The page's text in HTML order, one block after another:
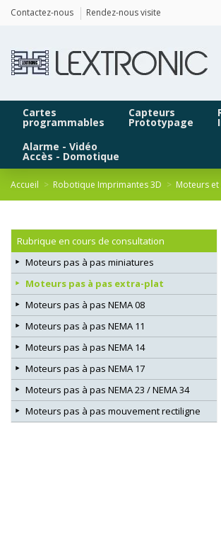
Contactez-nous Rendez-nous visite
Cartes
programmables
Capteurs
Prototypage
Alarme - Vidéo
Accès - Domotique
Accueil Robotique Imprimantes 3D Moteurs
Rubrique en cours de consultation
Moteurs pas à pas miniatures
Moteurs pas à pas extra-plat
Moteurs pas à pas NEMA 08
Moteurs pas à pas NEMA 11
Moteurs pas à pas NEMA 14
Moteurs pas à pas NEMA 17
Moteurs pas à pas NEMA 23 / NEMA 34
Moteurs pas à pas mouvement rectiligne
Panneau de gestion des cookies